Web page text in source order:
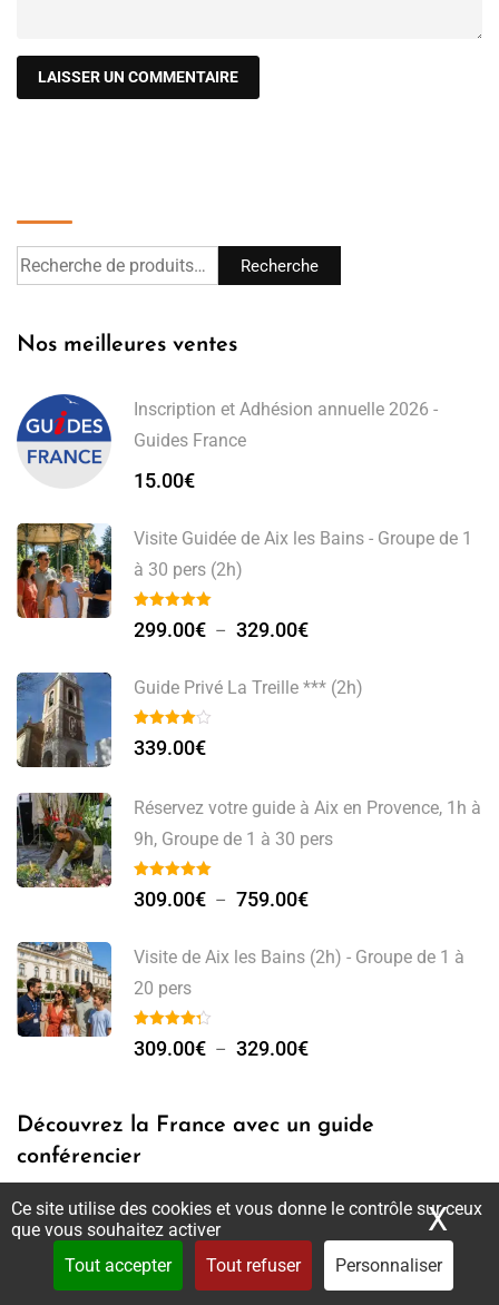
Ce site utilise des cookies et vous donne le contrôle sur ceux
que vous souhaitez activer
Tout accepter
Tout refuser Personnaliser
X
Recherche
Nos meilleures ventes
Inscription et Adhésion annuelle 2026 -
Guides France
15.00€
Visite Guidée de Aix les Bains - Groupe de 1
à 30 pers (2h)
299.00€ – 329.00€
Guide Privé La Treille *** (2h)
339.00€
Réservez votre guide à Aix en Provence, 1h à
9h, Groupe de 1 à 30 pers
309.00€ – 759.00€
Visite de Aix les Bains (2h) - Groupe de 1 à
20 pers
309.00€ – 329.00€
Découvrez la France avec un guide
conférencier